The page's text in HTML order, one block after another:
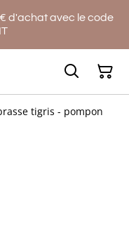
d'achat avec le code
tigris - pompon